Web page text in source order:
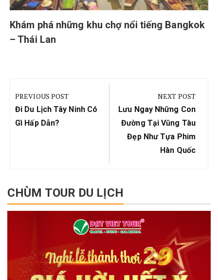
Khám phá những khu chợ nổi tiếng Bangkok
– Thái Lan
hướng
bài
viết
PREVIOUS POST
Previous
Post:
Đi Du Lịch Tây Ninh Có
Gì Hấp Dẫn?
NEXT POST
Next
Post:
Lưu Ngay Những Con
Đường Tại Vũng Tàu
Đẹp Như Tựa Phim
Hàn Quốc
CHÙM TOUR DU LỊCH